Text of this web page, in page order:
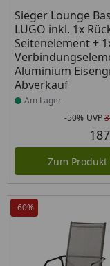
Sieger Lounge
LUGO inkl. 1x
Seitenelement +
Aluminium
Abverkauf
Produkt am Lager
Am Lager
-50% UVP
Zum Produkt
-60%